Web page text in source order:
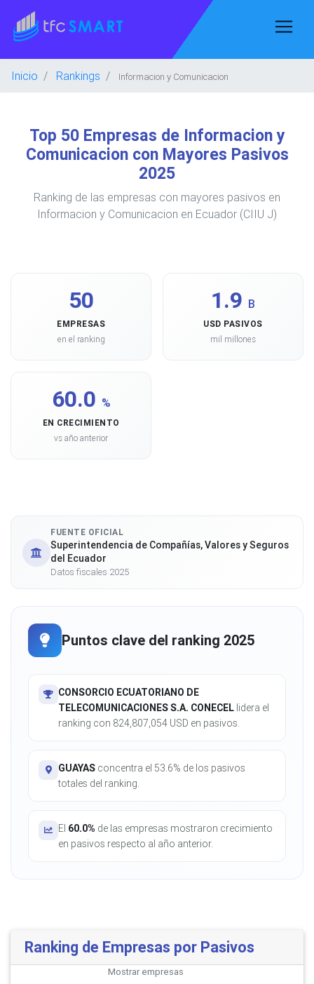
Inicio Rankings Informacion y Comunicacion
Top 50 Empresas de Informacion y
Comunicacion con Mayores Pasivos
2025
Ranking de las empresas con mayores pasivos en
Informacion y Comunicacion en Ecuador (CIIU J)
50
EMPRESAS
en el ranking
1.9 B
USD PASIVOS
mil millones
60.0 %
EN CRECIMIENTO
vs año anterior
FUENTE OFICIAL
Superintendencia de Compañías, Valores y Seguros
del Ecuador
Datos fiscales 2025
Puntos clave del ranking 2025
CONSORCIO ECUATORIANO DE
TELECOMUNICACIONES S.A. CONECEL lidera el
ranking con 824,807,054 USD en pasivos.
GUAYAS concentra el 53.6% de los pasivos
totales del ranking.
El 60.0% de las empresas mostraron crecimiento
en pasivos respecto al año anterior.
Ranking de Empresas por Pasivos
Mostrar empresas